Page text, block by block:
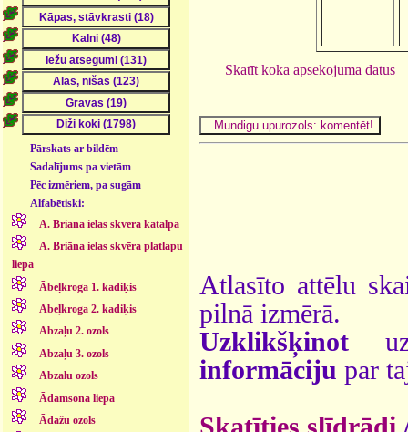
Pārskats ar bildēm
Sadalījums pa vietām
Pēc izmēriem, pa sugām
Alfabētiski:
A. Briāna ielas skvēra katalpa
A. Briāna ielas skvēra platlapu
liepa
Ābeļkroga 1. kadiķis
Ābeļkroga 2. kadiķis
Abzaļu 2. ozols
Abzaļu 3. ozols
Abzalu ozols
Ādamsona liepa
Ādažu ozols
Skatīt koka apsekojuma datus
Atlasīto attēlu
pilnā izmērā.
Uzklikšķinot
informāciju par